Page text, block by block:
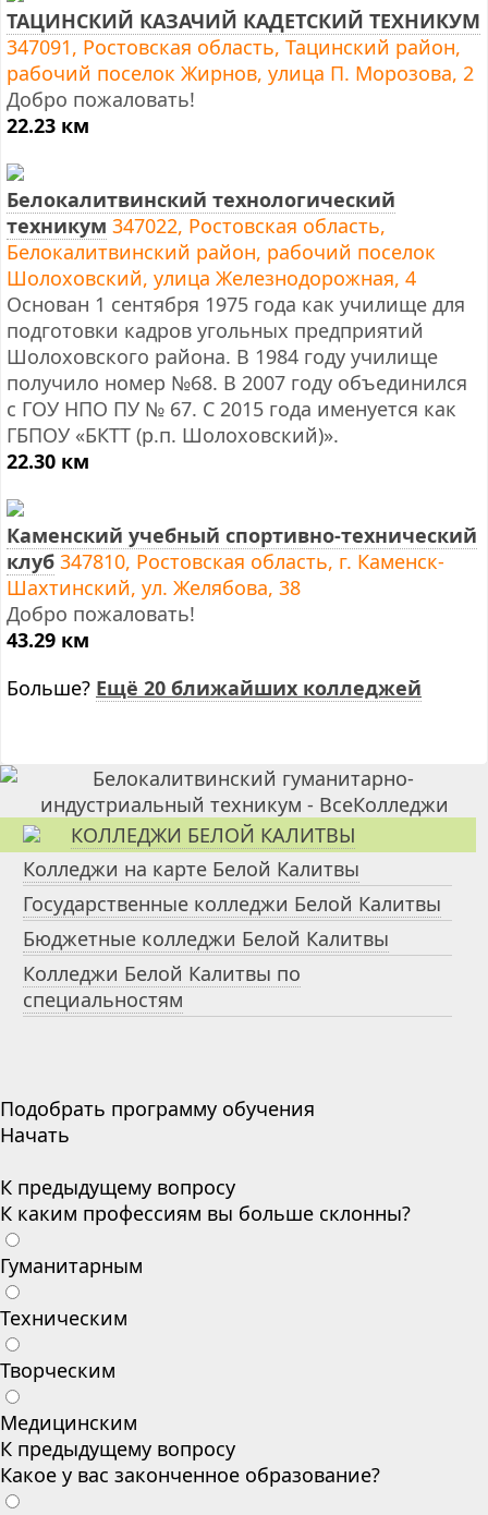
ТАЦИНСКИЙ КАЗАЧИЙ КАДЕТСКИЙ ТЕХНИКУМ
347091, Ростовская область, Тацинский район,
рабочий поселок Жирнов, улица П. Морозова, 2
Добро пожаловать!
22.23 км
Белокалитвинский технологический
техникум 347022, Ростовская область,
Белокалитвинский район, рабочий поселок
Шолоховский, улица Железнодорожная, 4
Основан 1 сентября 1975 года как училище для
подготовки кадров угольных предприятий
Шолоховского района. В 1984 году училище
получило номер №68. В 2007 году объединился
с ГОУ НПО ПУ № 67. С 2015 года именуется как
ГБПОУ «БКТТ (р.п. Шолоховский)».
22.30 км
Каменский учебный спортивно-технический
клуб 347810, Ростовская область, г. Каменск-
Шахтинский, ул. Желябова, 38
Добро пожаловать!
43.29 км
Больше? Ещё 20 ближайших колледжей
КОЛЛЕДЖИ БЕЛОЙ КАЛИТВЫ
Колледжи на карте Белой Калитвы
Государственные колледжи Белой Калитвы
Бюджетные колледжи Белой Калитвы
Колледжи Белой Калитвы по
специальностям
Подобрать программу обучения
Начать
К предыдущему вопросу
К каким профессиям вы больше склонны?
Гуманитарным
Техническим
Творческим
Медицинским
К предыдущему вопросу
Какое у вас законченное образование?